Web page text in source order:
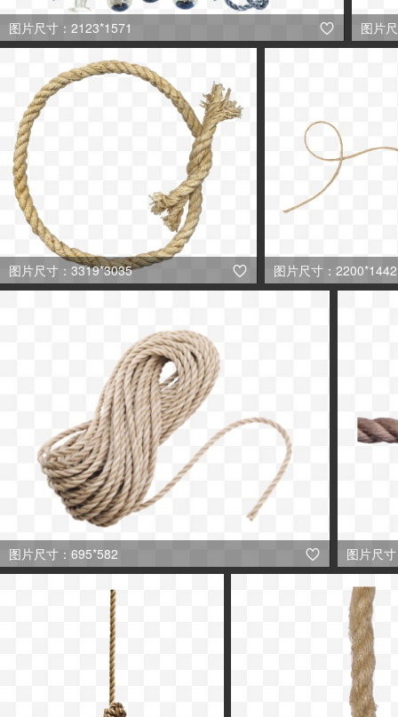
图片尺寸：2123*1571  图片
图片尺寸：3319*3035  图片尺寸：2200*1442
图片尺寸：695*582  图片尺